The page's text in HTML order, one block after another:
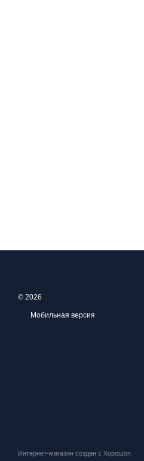
© 2026
Мобильная версия
Интернет-магазин создан с Хорошоп